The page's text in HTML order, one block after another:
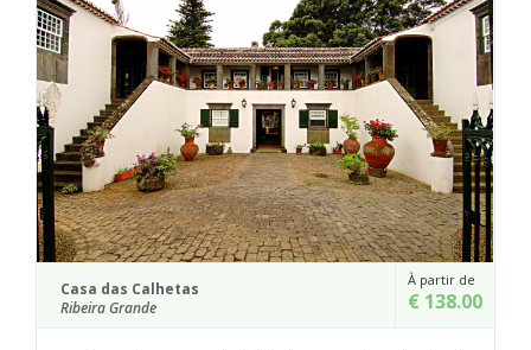
Casa das Calhetas
Ribeira Grande
À partir de
€ 138.00